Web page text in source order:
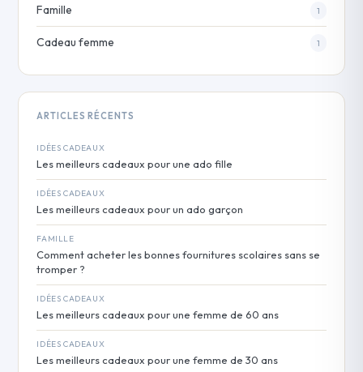
Famille 1
Cadeau femme 1
ARTICLES RÉCENTS
IDÉES CADEAUX
Les meilleurs cadeaux pour une ado fille
IDÉES CADEAUX
Les meilleurs cadeaux pour un ado garçon
FAMILLE
Comment acheter les bonnes fournitures scolaires sans se
tromper ?
IDÉES CADEAUX
Les meilleurs cadeaux pour une femme de 60 ans
IDÉES CADEAUX
Les meilleurs cadeaux pour une femme de 30 ans